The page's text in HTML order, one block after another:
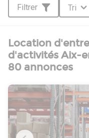
Filtrer Tri
Location
d'activités Aix-
80 annonces